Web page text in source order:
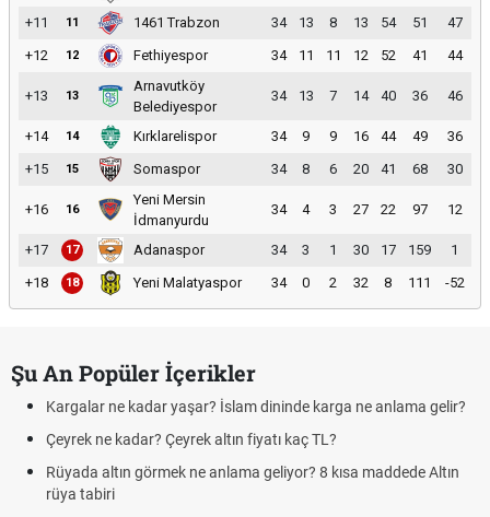
+11
11 1461 Trabzon 34 13 8 13 54 51
47
+12
12 Fethiyespor 34 11 11 12 52 41 44
+13 13
Arnavutköy
Belediyespor
34 13 7 14 40 36 46
+14 14 Kırklarelispor 34 9 9 16 44 49
36
+15
15 Somaspor 34 8 6 20 41 68 30
+16 16
Yeni Mersin
İdmanyurdu
34 4 3 27 22 97 12
+17 17 Adanaspor 34 3 1 30 17 159
1
+18
18 Yeni Malatyaspor 34 0 2 32 8 111 -52
Şu An Popüler İçerikler
Kargalar ne kadar yaşar? İslam dininde karga ne anlama gelir?
Çeyrek ne kadar? Çeyrek altın fiyatı kaç TL?
Rüyada altın görmek ne anlama geliyor? 8 kısa maddede Altın
rüya tabiri